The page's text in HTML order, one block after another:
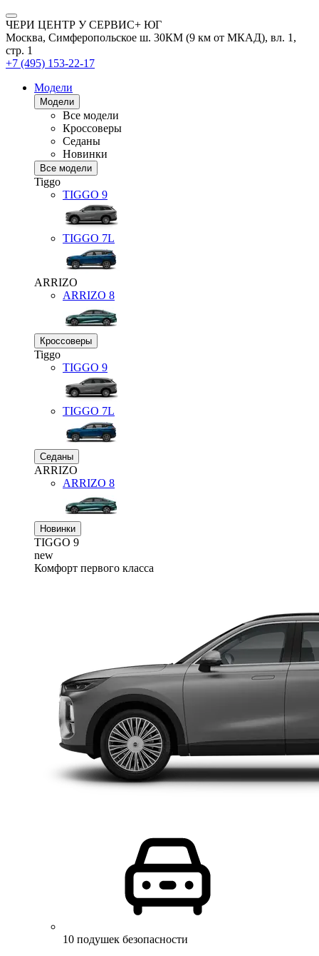
ЧЕРИ ЦЕНТР У СЕРВИС+ ЮГ
Москва, Симферопольское ш. 30КМ (9 км от МКАД), вл. 1,
стр. 1
+7 (495) 153-22-17
Модели
Модели
Все модели
Кроссоверы
Седаны
Новинки
Все модели
Tiggo
TIGGO 9
TIGGO 7L
ARRIZO
ARRIZO 8
Кроссоверы
Tiggo
TIGGO 9
TIGGO 7L
Седаны
ARRIZO
ARRIZO 8
Новинки
TIGGO 9
new
Комфорт первого класса
10 подушек безопасности